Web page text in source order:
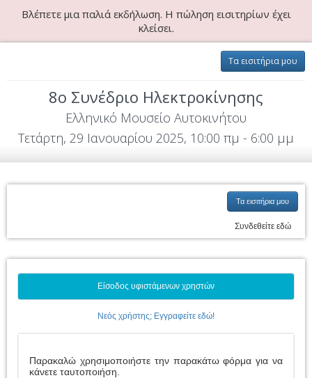
Βλέπετε μια παλιά εκδήλωση. Η πώληση εισιτηρίων έχει
κλείσει.
Τα εισιτήρια μου
8ο Συνέδριο Ηλεκτροκίνησης
Ελληνικό Μουσείο Αυτοκινήτου
Τετάρτη, 29 Ιανουαρίου 2025, 10:00 πμ - 6:00 μμ
Τα εισιτήρια μου
Συνδεθείτε εδώ
Είσοδος υφιστάμενων χρηστών
Νεός χρήστης; Εγγραφείτε εδώ!
Παρακαλώ χρησιμοποιήστε την παρακάτω φόρμα για να
κάνετε ταυτοποιήση.